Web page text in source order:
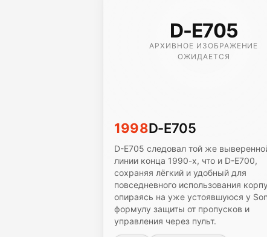
D-E705
АРХИВНОЕ ИЗОБРАЖЕНИЕ
ОЖИДАЕТСЯ
1998D-E705
D-E705 следовал той же
линии конца 1990-х, что и D-E700,
сохраняя лёгкий и удобный для
повседневного использования
опираясь на уже устоявшуюся у
формулу защиты от пропусков и
управления через пульт.